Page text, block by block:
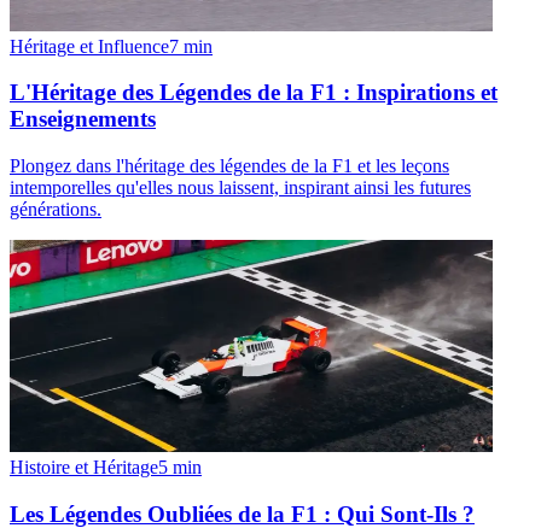
Héritage et Influence7 min
L'Héritage des Légendes de la F1 : Inspirations et
Enseignements
Plongez dans l'héritage des légendes de la F1 et les leçons
intemporelles qu'elles nous laissent, inspirant ainsi les futures
générations.
Histoire et Héritage5 min
Les Légendes Oubliées de la F1 : Qui Sont-Ils ?